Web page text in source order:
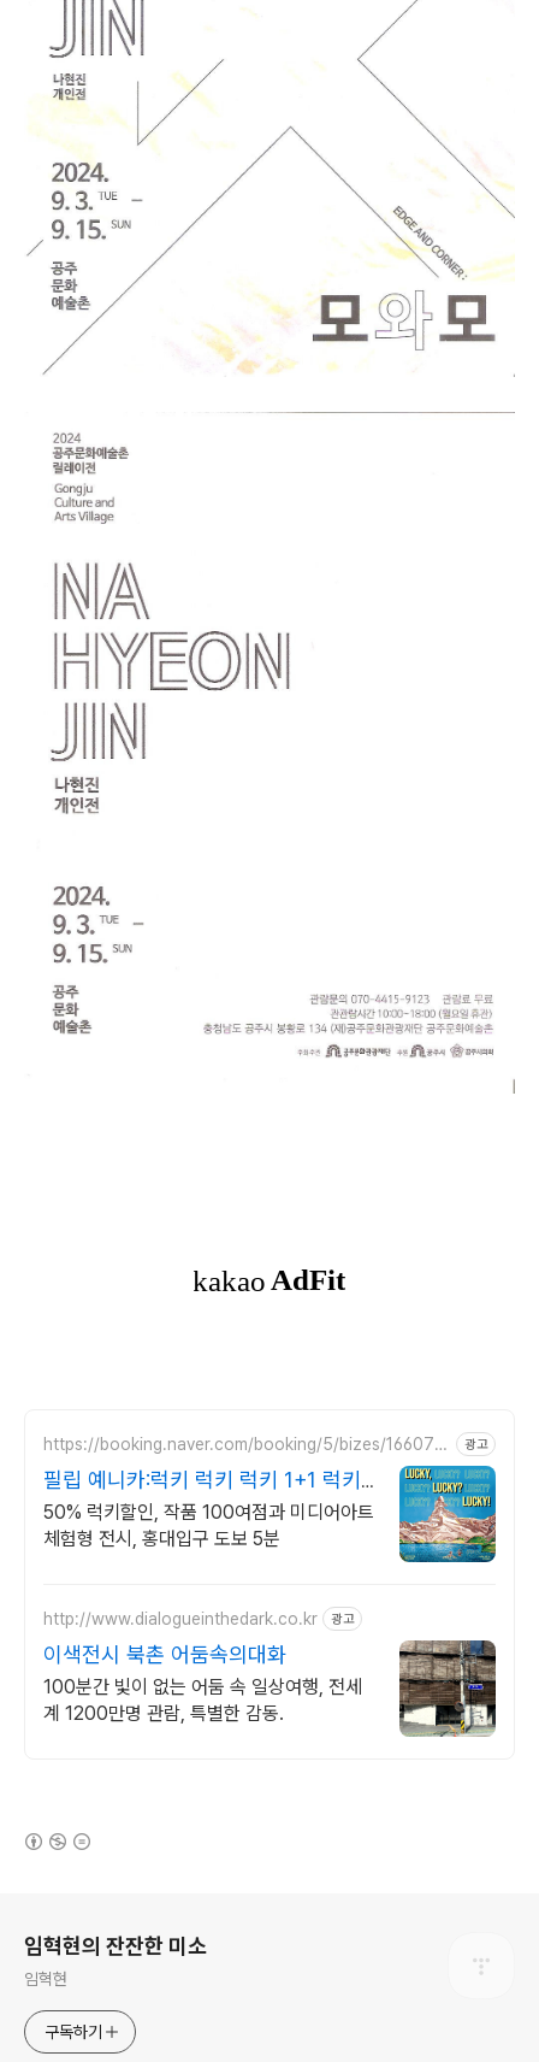
https://booking.naver.com/booking/5/bizes/166077
광고
필립 예니카:럭키 럭키 럭키 1+1 럭키
50%할인
50% 럭키할인, 작품 100여점과 미디어아트
체험형 전시, 홍대입구 도보 5분
http://www.dialogueinthedark.co.kr 광고
이색전시 북촌 어둠속의대화
100분간 빛이 없는 어둠 속 일상여행, 전세
계 1200만명 관람, 특별한 감동.
임혁현의 잔잔한 미소
임혁현
구독하기